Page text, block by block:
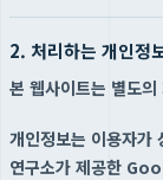
2. 처리하는 개인정
본 웹사이트는 별도
개인정보는 이용자가
연구소가 제공한